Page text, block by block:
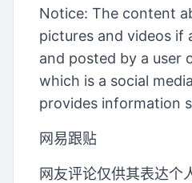
Notice: The content
pictures and videos if
and posted by a user
which is a social
provides information
网易跟贴
网友评论仅供其表达个